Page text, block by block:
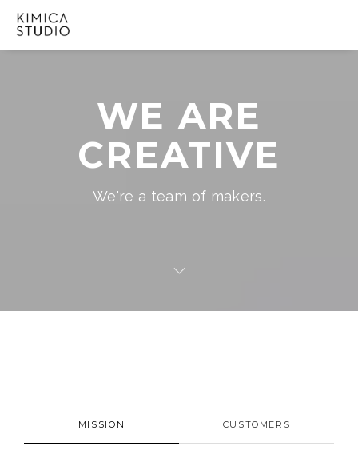
WE ARE
CREATIVE
We're a team of makers.
MISSION CUSTOMERS